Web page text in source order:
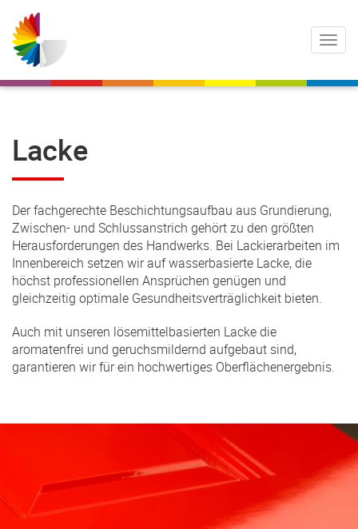
Lacke
Der fachgerechte Beschichtungsaufbau aus Grundierung,
Zwischen- und Schlussanstrich gehört zu den größten
Herausforderungen des Handwerks. Bei Lackierarbeiten im
Innenbereich setzen wir auf wasserbasierte Lacke, die
höchst professionellen Ansprüchen genügen und
gleichzeitig optimale Gesundheitsverträglichkeit bieten.
Auch mit unseren lösemittelbasierten Lacke die
aromatenfrei und geruchsmildernd aufgebaut sind,
garantieren wir für ein hochwertiges Oberflächenergebnis.